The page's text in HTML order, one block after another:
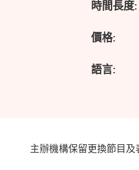
時間長度:
價格:
語言:
主辦機構保留更換節目及